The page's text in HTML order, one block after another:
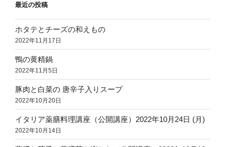
最近の投稿
ホタテとチーズの和えもの
2022年11月17日
鴨の黄精鍋
2022年11月5日
豚肉と白菜の 唐辛子入りスープ
2022年10月20日
イタリア薬膳料理講座（公開講座）2022年10月24日 (月)
2022年10月14日